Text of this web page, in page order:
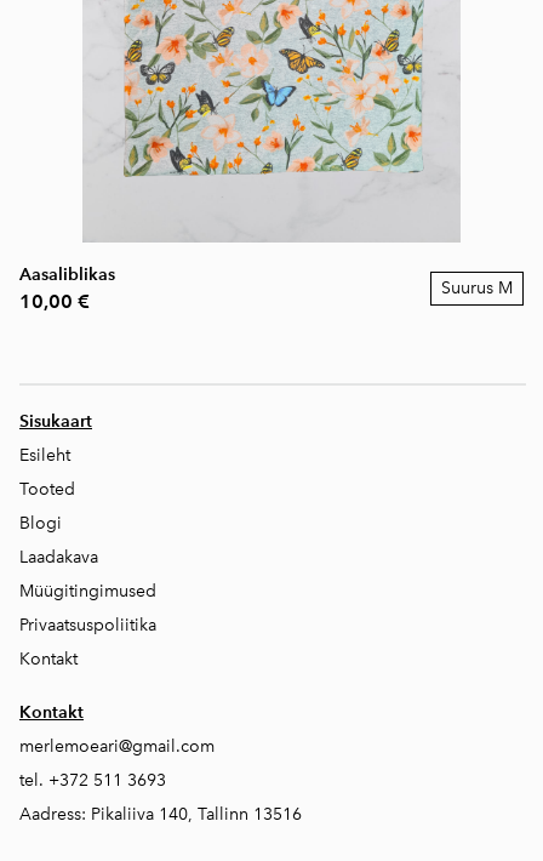
Aasaliblikas
10,00 €
Suurus M
Sisukaart
Esileht
Tooted
Blogi
Laadakava
Müügitingimused
Privaatsuspoliitika
Kontakt
Kontakt
merlemoeari@gmail.com
tel. +372 511 3693
Aadress: Pikaliiva 140, Tallinn 13516